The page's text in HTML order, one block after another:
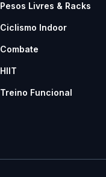
Pesos Livres & Racks
Ciclismo Indoor
Combate
HIIT
Treino Funcional